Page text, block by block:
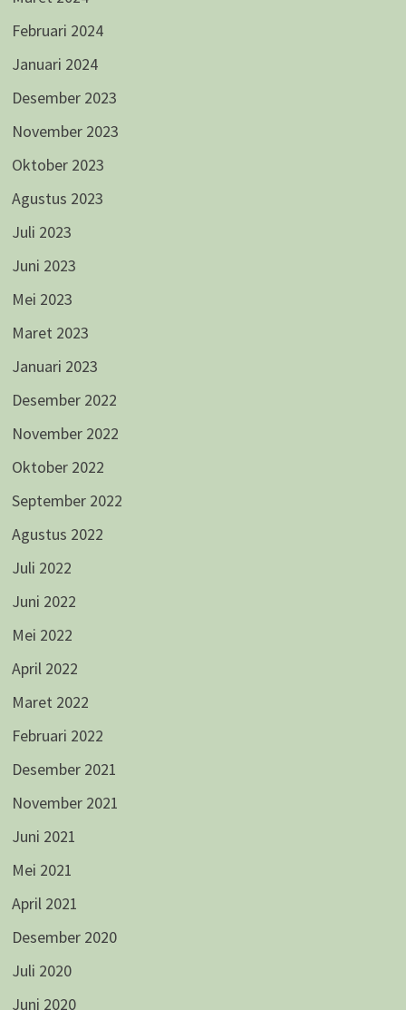
Februari 2024
Januari 2024
Desember 2023
November 2023
Oktober 2023
Agustus 2023
Juli 2023
Juni 2023
Mei 2023
Maret 2023
Januari 2023
Desember 2022
November 2022
Oktober 2022
September 2022
Agustus 2022
Juli 2022
Juni 2022
Mei 2022
April 2022
Maret 2022
Februari 2022
Desember 2021
November 2021
Juni 2021
Mei 2021
April 2021
Desember 2020
Juli 2020
Juni 2020